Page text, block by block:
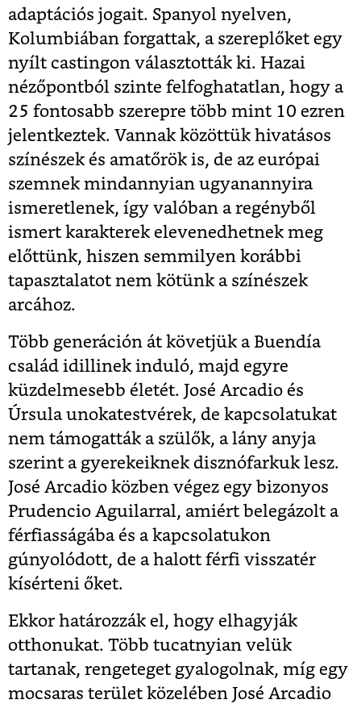
adaptációs jogait. Spanyol nyelven,
Kolumbiában forgattak, a szereplőket egy
nyílt castingon választották ki. Hazai
nézőpontból szinte felfoghatatlan, hogy a
25 fontosabb szerepre több mint 10 ezren
jelentkeztek. Vannak közöttük hivatásos
színészek és amatőrök is, de az európai
szemnek mindannyian ugyanannyira
ismeretlenek, így valóban a regényből
ismert karakterek elevenedhetnek meg
előttünk, hiszen semmilyen korábbi
tapasztalatot nem kötünk a színészek
arcához.
Több generáción át követjük a Buendía
család idillinek induló, majd egyre
küzdelmesebb életét. José Arcadio és
Úrsula unokatestvérek, de kapcsolatukat
nem támogatták a szülők, a lány anyja
szerint a gyerekeiknek disznófarkuk lesz.
José Arcadio közben végez egy bizonyos
Prudencio Aguilarral, amiért belegázolt a
férfiasságába és a kapcsolatukon
gúnyolódott, de a halott férfi visszatér
kísérteni őket.
Ekkor határozzák el, hogy elhagyják
otthonukat. Több tucatnyian velük
tartanak, rengeteget gyalogolnak, míg egy
mocsaras terület közelében José Arcadio